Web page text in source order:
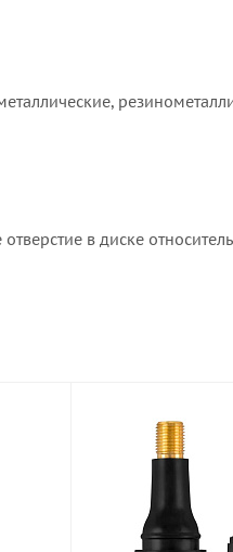
в диске